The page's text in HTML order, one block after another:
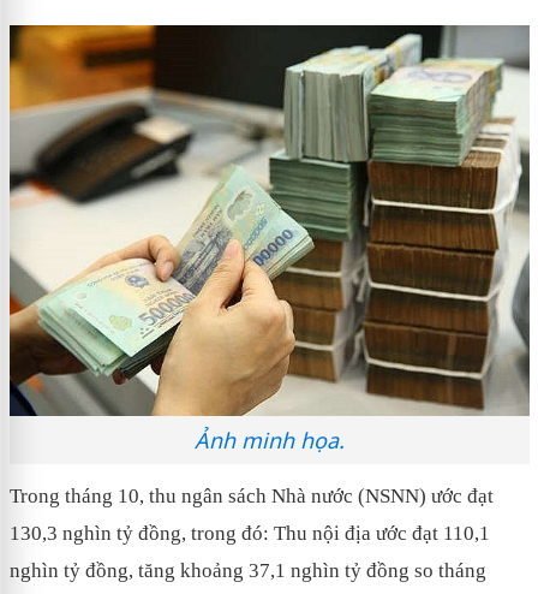
Ảnh minh họa.
Trong tháng 10, thu ngân sách Nhà nước (NSNN) ước đạt
130,3 nghìn tỷ đồng, trong đó: Thu nội địa ước đạt 110,1
nghìn tỷ đồng, tăng khoảng 37,1 nghìn tỷ đồng so tháng